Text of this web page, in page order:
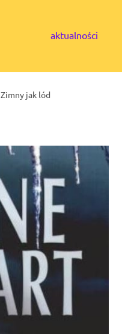
aktualności
Zimny jak lód